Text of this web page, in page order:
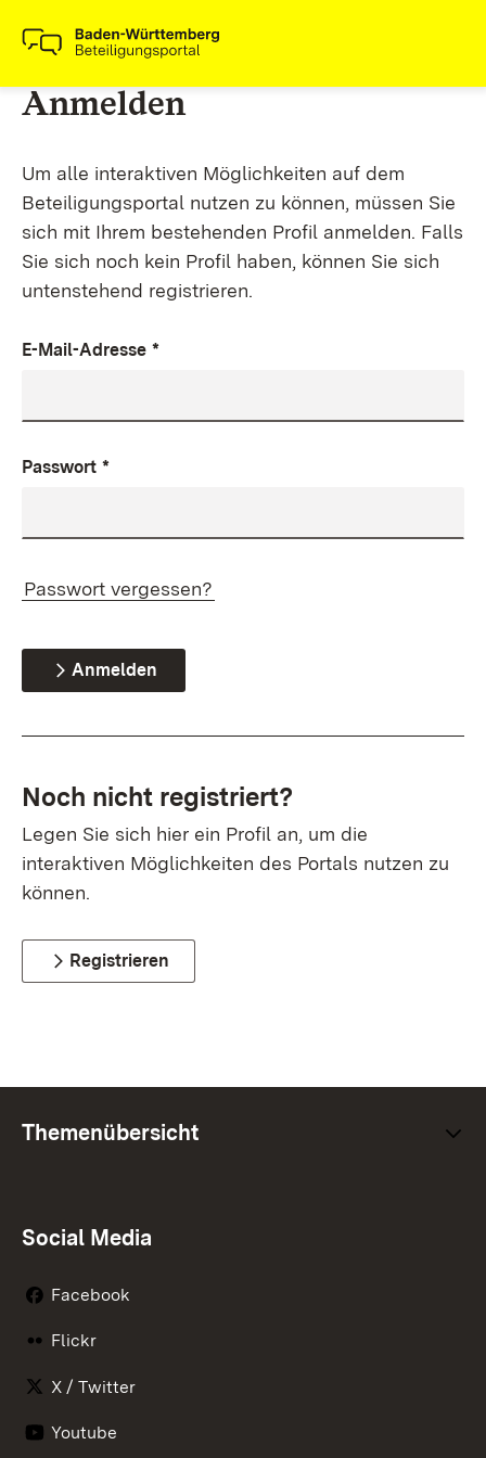
Anmelden
Um alle interaktiven Möglichkeiten auf dem
Beteiligungsportal nutzen zu können, müssen Sie
sich mit Ihrem bestehenden Profil anmelden. Falls
Sie sich noch kein Profil haben, können Sie sich
untenstehend registrieren.
E-Mail-Adresse *
Passwort *
Passwort vergessen?
Anmelden
Noch nicht registriert?
Legen Sie sich hier ein Profil an, um die
interaktiven Möglichkeiten des Portals nutzen zu
können.
Registrieren
Themenübersicht
Social Media
Facebook
Flickr
X / Twitter
Youtube